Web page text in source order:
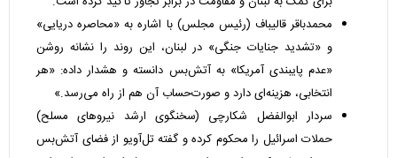
محمدباقر قالیباف (رئیس مجلس) با اشاره به «محاصره دریایی»
و «تشدید جنایات جنگی» در لبنان، این روند را نشانه روشن
«عدم پایبندی آمریکا» به آتش‌بس دانسته و هشدار داده: «هر
انتخابی، هزینه‌ای دارد و صورت‌حساب آن هم از راه می‌رسد.»
سردار ابوالفضل شکارچی (سخنگوی ارشد نیروهای مسلح)
حملات اسرائیل را محکوم کرده و گفته تل‌آویو از فضای آتش‌بس